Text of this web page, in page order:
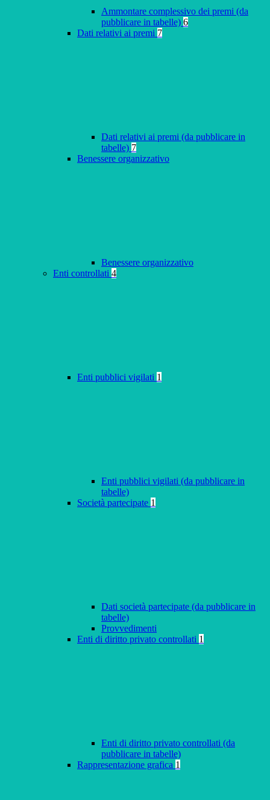
Ammontare complessivo dei premi (da
pubblicare in tabelle) 6
Dati relativi ai premi 7
Dati relativi ai premi (da pubblicare in
tabelle) 7
Benessere organizzativo
Benessere organizzativo
Enti controllati 4
Enti pubblici vigilati 1
Enti pubblici vigilati (da pubblicare in
tabelle)
Società partecipate 1
Dati società partecipate (da pubblicare in
tabelle)
Provvedimenti
Enti di diritto privato controllati 1
Enti di diritto privato controllati (da
pubblicare in tabelle)
Rappresentazione grafica 1